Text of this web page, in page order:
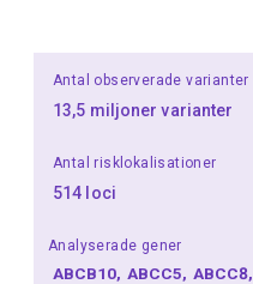
Antal observerade varianter
13,5 miljoner varianter
Antal risklokalisationer
514 loci
Analyserade gener
ABCB10 ABCC5 ABCC8